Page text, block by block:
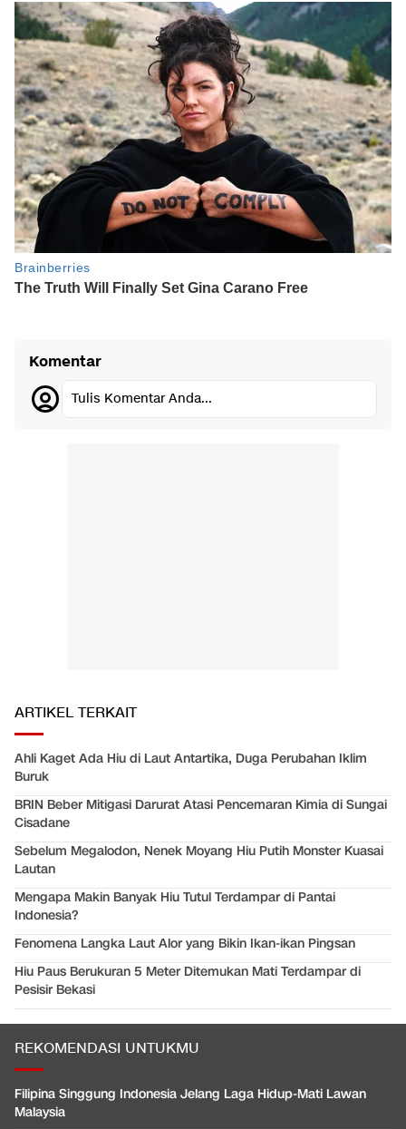
Komentar
Tulis Komentar Anda...
ARTIKEL TERKAIT
Ahli Kaget Ada Hiu di Laut Antartika, Duga Perubahan Iklim
Buruk
BRIN Beber Mitigasi Darurat Atasi Pencemaran Kimia di Sungai
Cisadane
Sebelum Megalodon, Nenek Moyang Hiu Putih Monster Kuasai
Lautan
Mengapa Makin Banyak Hiu Tutul Terdampar di Pantai
Indonesia?
Fenomena Langka Laut Alor yang Bikin Ikan-ikan Pingsan
Hiu Paus Berukuran 5 Meter Ditemukan Mati Terdampar di
Pesisir Bekasi
REKOMENDASI UNTUKMU
Filipina Singgung Indonesia Jelang Laga Hidup-Mati Lawan
Malaysia